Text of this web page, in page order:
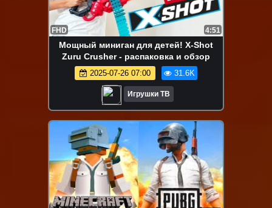
FHD 4:51
Мощный миниган для детей! X-Shot
Zuru Crusher - распаковка и обзор
2025-07-26 07:00 31.6K
Игрушки ТВ